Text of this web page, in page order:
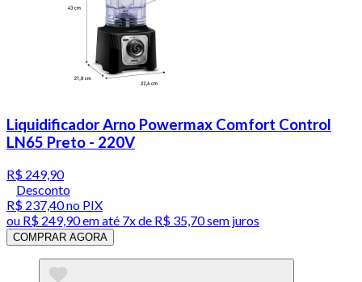
Liquidificador Arno Powermax Comfort Control
LN65 Preto - 220V
R$ 249,90
Desconto
R$ 237,40no PIX
ou R$ 249,90em até 7x de R$ 35,70 sem juros
COMPRAR AGORA